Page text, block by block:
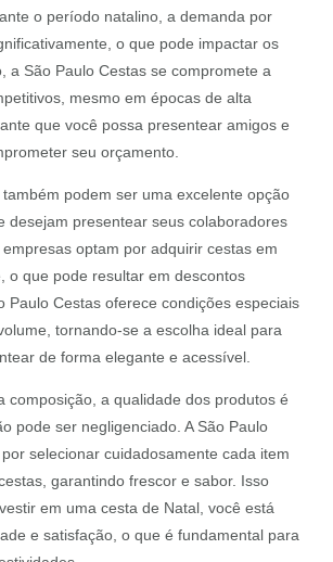
o período natalino, a demanda por
o que pode impactar os
a São Paulo Cestas se compromete a
mesmo em épocas de alta
que você possa presentear amigos e
seu orçamento.
podem ser uma excelente opção
desejam presentear seus colaboradores
optam por adquirir cestas em
o que pode resultar em descontos
Paulo Cestas oferece condições especiais
tornando-se a escolha ideal para
de forma elegante e acessível.
composição, a qualidade dos produtos é
pode ser negligenciado. A São Paulo
selecionar cuidadosamente cada item
garantindo frescor e sabor. Isso
em uma cesta de Natal, você está
e satisfação, o que é fundamental para